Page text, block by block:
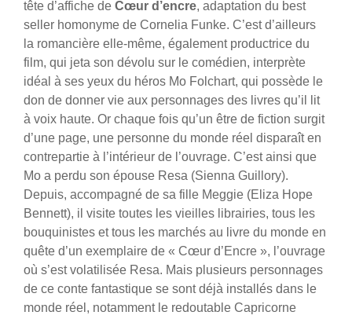
tête d’affiche de Cœur d’encre, adaptation du best
seller homonyme de Cornelia Funke. C’est d’ailleurs
la romancière elle-même, également productrice du
film, qui jeta son dévolu sur le comédien, interprète
idéal à ses yeux du héros Mo Folchart, qui possède le
don de donner vie aux personnages des livres qu’il lit
à voix haute. Or chaque fois qu’un être de fiction surgit
d’une page, une personne du monde réel disparaît en
contrepartie à l’intérieur de l’ouvrage. C’est ainsi que
Mo a perdu son épouse Resa (Sienna Guillory).
Depuis, accompagné de sa fille Meggie (Eliza Hope
Bennett), il visite toutes les vieilles librairies, tous les
bouquinistes et tous les marchés au livre du monde en
quête d’un exemplaire de « Cœur d’Encre », l’ouvrage
où s’est volatilisée Resa. Mais plusieurs personnages
de ce conte fantastique se sont déjà installés dans le
monde réel, notamment le redoutable Capricorne